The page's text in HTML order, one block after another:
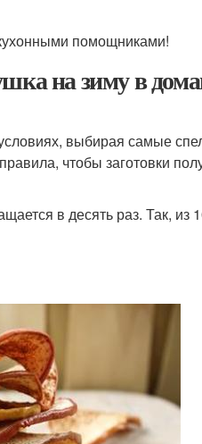
помощниками!
на зиму в
выбирая самые
чтобы заготовки
в десять раз. Так, из